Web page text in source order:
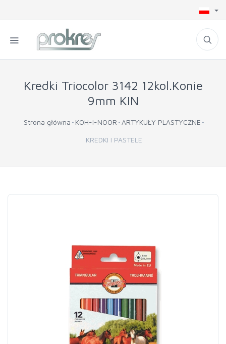
Kredki Triocolor 3142 12kol.Konie
9mm KIN
Strona główna KOH-I-NOOR ARTYKUŁY PLASTYCZNE
KREDKI I PASTELE